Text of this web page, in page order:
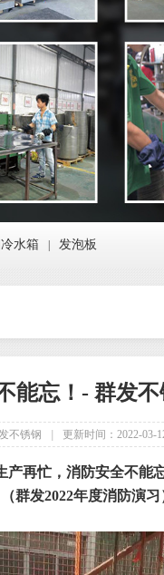
水箱 发泡板
能忘！- 群发
不锈钢 更新时间：2022-03-
产再忙，消防安全不能
（群发2022年度消防演习